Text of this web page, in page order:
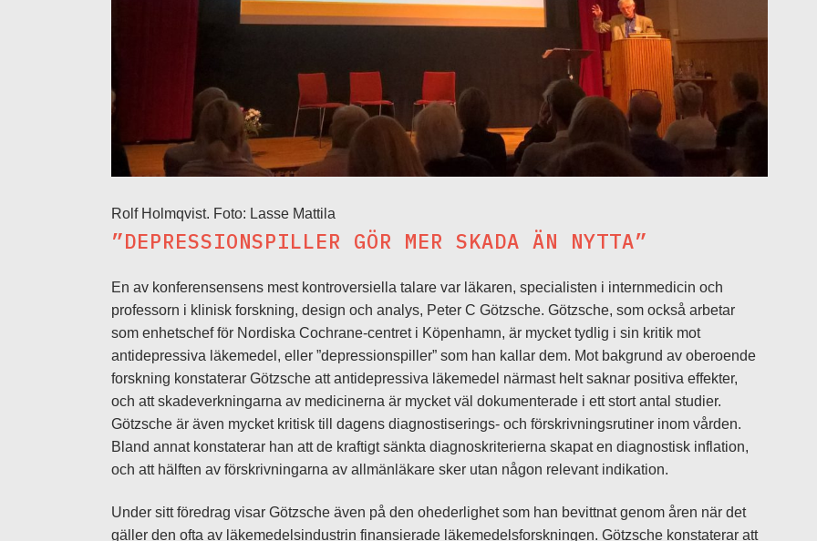
Rolf Holmqvist. Foto: Lasse Mattila
”DEPRESSIONSPILLER GÖR MER SKADA ÄN NYTTA”
En av konferensensens mest kontroversiella talare var läkaren, specialisten i internmedicin och
professorn i klinisk forskning, design och analys, Peter C Götzsche. Götzsche, som också arbetar
som enhetschef för Nordiska Cochrane-centret i Köpenhamn, är mycket tydlig i sin kritik mot
antidepressiva läkemedel, eller ”depressionspiller” som han kallar dem. Mot bakgrund av oberoende
forskning konstaterar Götzsche att antidepressiva läkemedel närmast helt saknar positiva effekter,
och att skadeverkningarna av medicinerna är mycket väl dokumenterade i ett stort antal studier.
Götzsche är även mycket kritisk till dagens diagnostiserings- och förskrivningsrutiner inom vården.
Bland annat konstaterar han att de kraftigt sänkta diagnoskriterierna skapat en diagnostisk inflation,
och att hälften av förskrivningarna av allmänläkare sker utan någon relevant indikation.
Under sitt föredrag visar Götzsche även på den ohederlighet som han bevittnat genom åren när det
gäller den ofta av läkemedelsindustrin finansierade läkemedelsforskningen. Götzsche konstaterar att